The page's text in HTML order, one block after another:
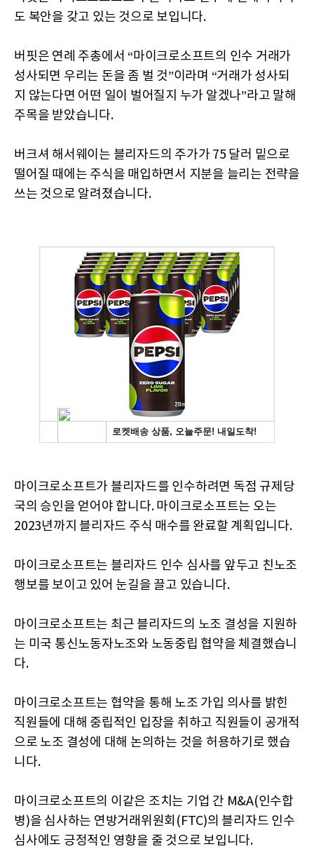
도 복안을 갖고 있는 것으로 보입니다.
버핏은 연례 주총에서 “마이크로소프트의 인수 거래가
성사되면 우리는 돈을 좀 벌 것”이라며 “거래가 성사되
지 않는다면 어떤 일이 벌어질지 누가 알겠나”라고 말해
주목을 받았습니다.
버크셔 해서웨이는 블리자드의 주가가 75 달러 밑으로
떨어질 때에는 주식을 매입하면서 지분을 늘리는 전략을
쓰는 것으로 알려졌습니다.
마이크로소프트가 블리자드를 인수하려면 독점 규제당
국의 승인을 얻어야 합니다. 마이크로소프트는 오는
2023년까지 블리자드 주식 매수를 완료할 계획입니다.
마이크로소프트는 블리자드 인수 심사를 앞두고 친노조
행보를 보이고 있어 눈길을 끌고 있습니다.
마이크로소프트는 최근 블리자드의 노조 결성을 지원하
는 미국 통신노동자노조와 노동중립 협약을 체결했습니
다.
마이크로소프트는 협약을 통해 노조 가입 의사를 밝힌
직원들에 대해 중립적인 입장을 취하고 직원들이 공개적
으로 노조 결성에 대해 논의하는 것을 허용하기로 했습
니다.
마이크로소프트의 이같은 조치는 기업 간 M&A(인수합
병)을 심사하는 연방거래위원회(FTC)의 블리자드 인수
심사에도 긍정적인 영향을 줄 것으로 보입니다.